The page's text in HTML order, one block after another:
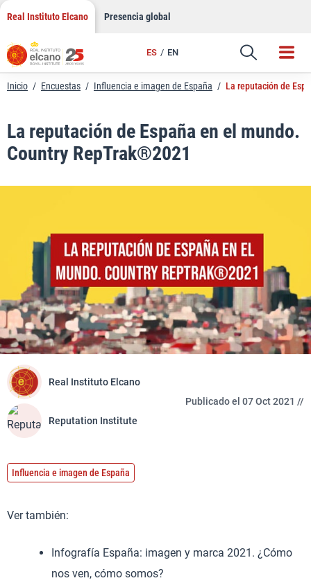
Saltar
contenido
Real Instituto Elcano Presencia global
ES EN
Enlace
Inicio / Encuestas / Influencia e imagen de España / La reputación de
La reputación de España en el mundo.
Country RepTrak®2021
Real Instituto Elcano
Reputation Institute
Publicado el 07 Oct 2021 //
Influencia e imagen de España
Ver también:
Infografía España: imagen y marca 2021. ¿Cómo
nos ven, cómo somos?